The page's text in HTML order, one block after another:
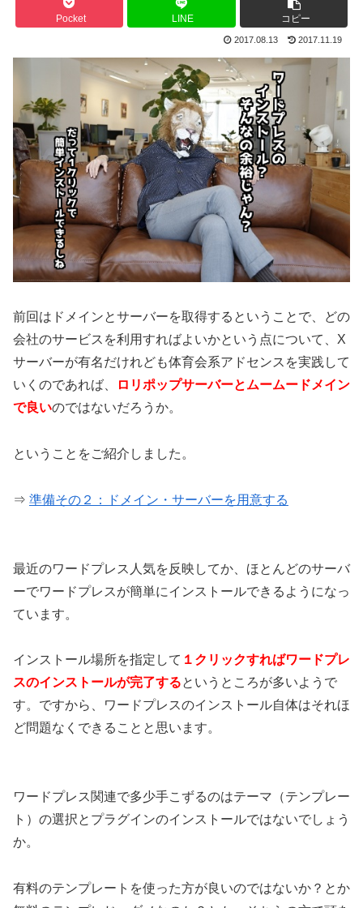
Pocket LINE コピー
2017.08.13 2017.11.19
前回はドメインとサーバーを取得するということで、どの
会社のサービスを利用すればよいかという点について、X
サーバーが有名だけれども体育会系アドセンスを実践して
いくのであれば、
ロリポップサーバーとムームードメイン
で良いのではないだろうか。
ということをご紹介しました。
⇒ 準備その２：ドメイン・サーバーを用意する
最近のワードプレス人気を反映してか、ほとんどのサーバ
ーでワードプレスが簡単にインストールできるようになっ
ています。
インストール場所を指定して １クリックすればワードプレ
スのインストールが完了するというところが多いようで
す。ですから、ワードプレスのインストール自体はそれほ
ど問題なくできることと思います。
ワードプレス関連で多少手こずるのはテーマ（テンプレー
ト）の選択とプラグインのインストールではないでしょう
か。
有料のテンプレートを使った方が良いのではないか？とか